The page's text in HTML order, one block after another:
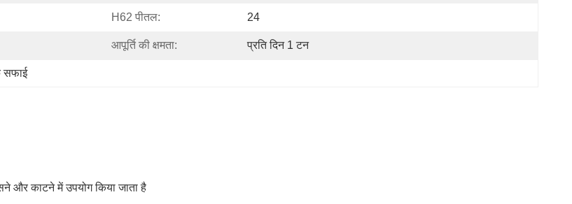
H62 पीतल: 24
आपूर्ति की क्षमता: प्रति दिन 1 टन
सफाई
और काटने में उपयोग किया जाता है